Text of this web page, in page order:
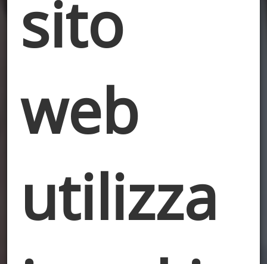
sito
web
utilizza